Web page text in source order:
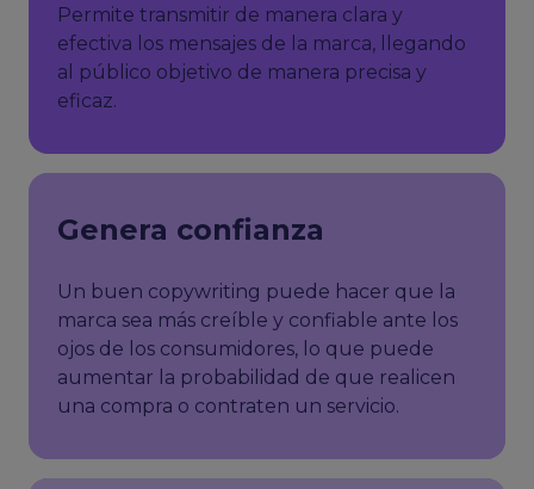
Permite transmitir de manera clara y
efectiva los mensajes de la marca, llegando
al público objetivo de manera precisa y
eficaz.
Genera confianza
Un buen copywriting puede hacer que la
marca sea más creíble y confiable ante los
ojos de los consumidores, lo que puede
aumentar la probabilidad de que realicen
una compra o contraten un servicio.